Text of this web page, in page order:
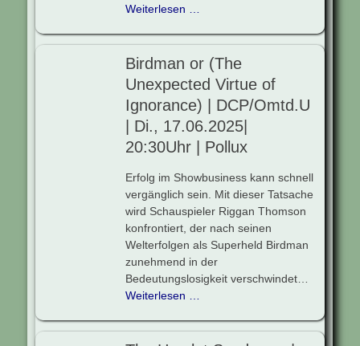
Weiterlesen …
Birdman or (The
Unexpected Virtue of
Ignorance) | DCP/Omtd.U
| Di., 17.06.2025|
20:30Uhr | Pollux
Erfolg im Showbusiness kann schnell
vergänglich sein. Mit dieser Tatsache
wird Schauspieler Riggan Thomson
konfrontiert, der nach seinen
Welterfolgen als Superheld Birdman
zunehmend in der
Bedeutungslosigkeit verschwindet…
Weiterlesen …